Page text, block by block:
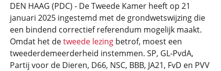
DEN HAAG (PDC) - De Tweede Kamer heeft op 21
januari 2025 ingestemd met de grondwetswijzing die
een bindend correctief referendum mogelijk maakt.
Omdat het detweede lezing betrof, moest een
tweederdemeerderheid instemmen. SP, GL-PvdA,
Partij voor de Dieren, D66, NSC, BBB, JA21, FvD en PVV